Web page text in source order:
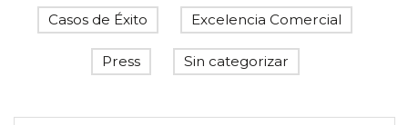
Casos de Éxito Excelencia Comercial
Press Sin categorizar